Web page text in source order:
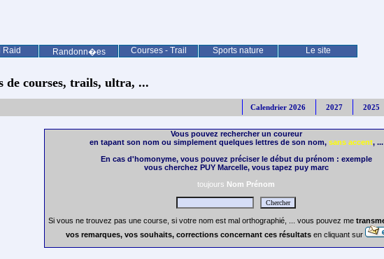
Raid Randonn�es Courses - Trail Sports nature Le site
de courses, trails, ultra, ...
Calendrier 2026 2027 2025
Vous pouvez rechercher un coureur
en tapant son nom ou simplement quelques lettres de son nom, sans accent, ...
En cas d'homonyme, vous pouvez préciser le début du prénom : exemple
vous cherchez PUY Marcelle, vous tapez puy marc
toujours Nom Prénom
Si vous ne trouvez pas une course, si votre nom est mal orthographié, ... vous pouvez me
vos remarques, vos souhaits, corrections concernant ces résultats en cliquant sur